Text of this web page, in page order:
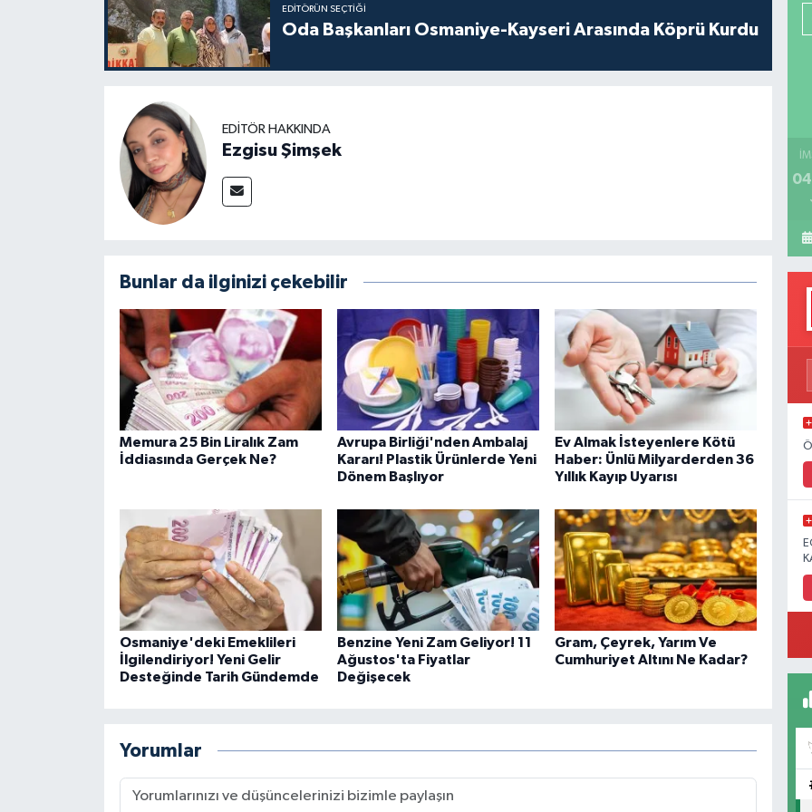
EDITÖRÜN SEÇTIĞI
Oda Başkanları Osmaniye-Kayseri Arasında Köprü Kurdu
EDITÖR HAKKINDA
Ezgisu Şimşek
Bunlar da ilginizi çekebilir
Memura 25 Bin Liralık Zam
İddiasında Gerçek Ne?
Avrupa Birliği'nden Ambalaj
Kararı! Plastik Ürünlerde Yeni
Dönem Başlıyor
Ev Almak İsteyenlere Kötü
Haber: Ünlü Milyarderden 36
Yıllık Kayıp Uyarısı
Osmaniye'deki Emeklileri
İlgilendiriyor! Yeni Gelir
Desteğinde Tarih Gündemde
Benzine Yeni Zam Geliyor! 11
Ağustos'ta Fiyatlar
Değişecek
Gram, Çeyrek, Yarım Ve
Cumhuriyet Altını Ne Kadar?
Yorumlar